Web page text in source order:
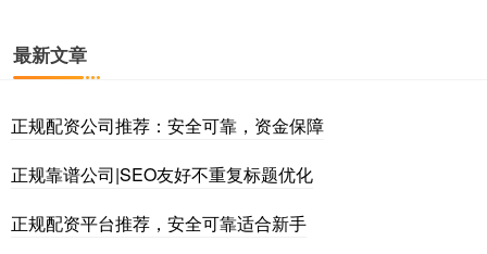
最新文章
正规配资公司推荐：安全可靠，资金保障
正规靠谱公司|SEO友好不重复标题优化
正规配资平台推荐，安全可靠适合新手